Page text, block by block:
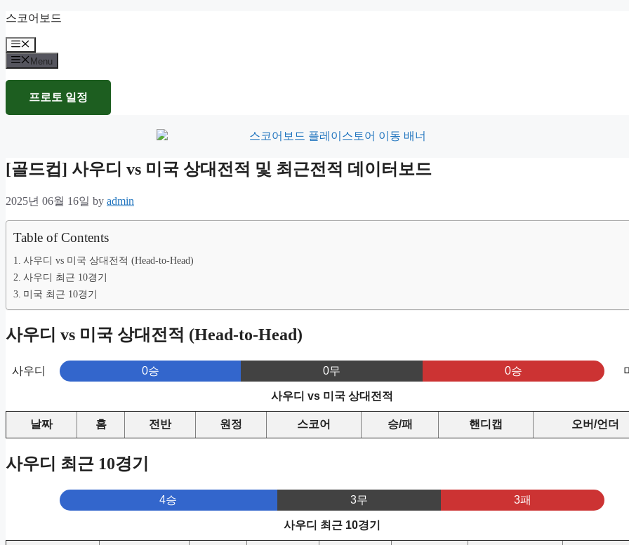
Skip
content
스코어보드
Menu
Menu
프로토 일정
[골드컵] 사우디 vs 미국 상대전적 및 최근전적 데이터보드
2025년 06월 16일 by admin
Table of Contents
사우디 vs 미국 상대전적 (Head-to-Head)
사우디 최근 10경기
미국 최근 10경기
사우디 vs 미국 상대전적 (Head-to-Head)
사우디 0승 0무 0승
사우디 vs 미국 상대전적
날짜 홈 전반 원정 스코어 승/패 핸디캡 오버/언더
사우디 최근 10경기
4승 3무 3패
사우디 최근 10경기